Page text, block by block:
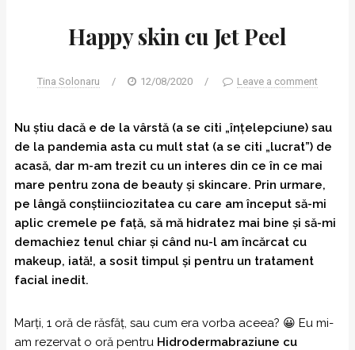
Happy skin cu Jet Peel
Tina Solonaru / 12/08/2020 / Leave a comment
Nu știu dacă e de la vârstă (a se citi „înțelepciune) sau
de la pandemia asta cu mult stat (a se citi „lucrat”) de
acasă, dar m-am trezit cu un interes din ce în ce mai
mare pentru zona de beauty și skincare. Prin urmare,
pe lângă conștiinciozitatea cu care am început să-mi
aplic cremele pe față, să mă hidratez mai bine și să-mi
demachiez tenul chiar și când nu-l am încărcat cu
makeup, iată!, a sosit timpul și pentru un tratament
facial inedit.
Marți, 1 oră de răsfăț, sau cum era vorba aceea? 😀 Eu mi-
am rezervat o oră pentru Hidrodermabraziune cu